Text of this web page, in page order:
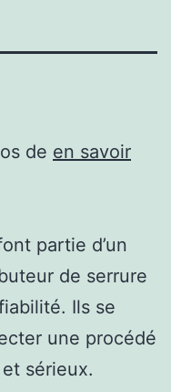
de en savoir
partie d’un
de serrure
Ils se
une procédé
sérieux.